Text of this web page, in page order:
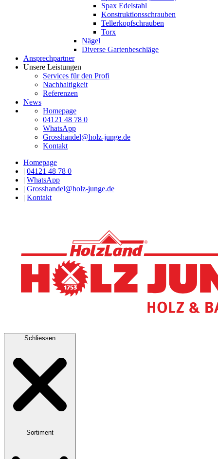
Spax Edelstahl
Konstruktionsschrauben
Tellerkopfschrauben
Torx
Nägel
Diverse Gartenbeschläge
Ansprechpartner
Unsere Leistungen
Services für den Profi
Nachhaltigkeit
Referenzen
News
Homepage
04121 48 78 0
WhatsApp
Grosshandel@holz-junge.de
Kontakt
Homepage
| 04121 48 78 0
| WhatsApp
| Grosshandel@holz-junge.de
| Kontakt
Schliessen
Sortiment